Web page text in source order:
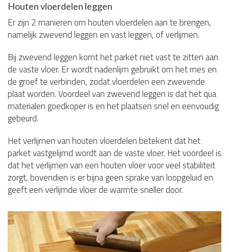
Houten vloerdelen leggen
Er zijn 2 manieren om houten vloerdelen aan te brengen,
namelijk zwevend leggen en vast leggen, of verlijmen.
Bij zwevend leggen komt het parket niet vast te zitten aan
de vaste vloer. Er wordt nadenlijm gebruikt om het mes en
de groef te verbinden, zodat vloerdelen een zwevende
plaat worden. Voordeel van zwevend leggen is dat het qua
materialen goedkoper is en het plaatsen snel en eenvoudig
gebeurd.
Het verlijmen van houten vloerdelen betekent dat het
parket vastgelijmd wordt aan de vaste vloer. Het voordeel is
dat het verlijmen van een houten vloer voor veel stabiliteit
zorgt, bovendien is er bijna geen sprake van loopgeluid en
geeft een verlijmde vloer de warmte sneller door.